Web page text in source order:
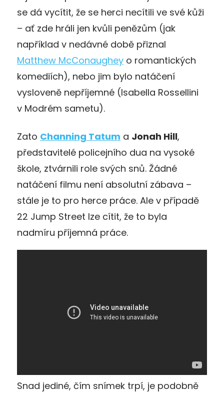
se dá vycítit, že se herci necítili ve své kůži
– ať zde hráli jen kvůli penězům (jak
například v nedávné době přiznal
Matthew McConaughey o romantických
komediích), nebo jim bylo natáčení
vysloveně nepříjemné (Isabella Rossellini
v Modrém sametu).
Zato Channing Tatum a Jonah Hill,
představitelé policejního dua na vysoké
škole, ztvárnili role svých snů. Žádné
natáčení filmu není absolutní zábava –
stále je to pro herce práce. Ale v případě
22 Jump Street lze cítit, že to byla
nadmíru příjemná práce.
Snad jediné, čím snímek trpí, je podobně